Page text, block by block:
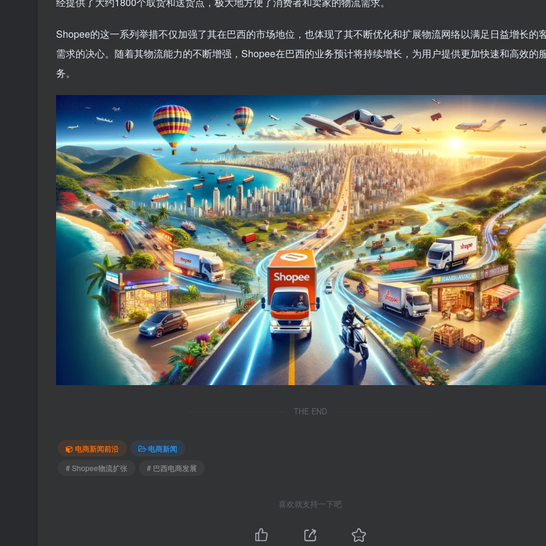
Shopee的这一系列举措不仅加强了其在巴西的市场地位，也体现了其不断优化和扩展物流网络以满足日益增长的
需求的决心。随着其物流能力的不断增强，Shopee在巴西的业务预计将持续增长，为用户提供更加快速和高效的
务。
THE END
电商新闻前沿
电商新闻
# Shopee物流扩张
# 巴西电商发展
喜欢就支持一下吧